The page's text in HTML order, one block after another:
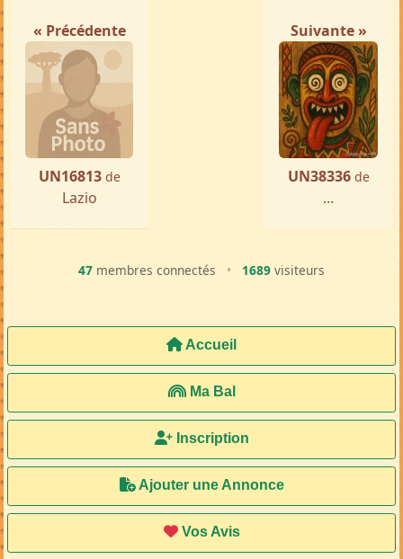
« Précédente
UN16813 de
Lazio
Suivante »
UN38336 de
...
47 membres connectés • 1689 visiteurs
Accueil
Ma Bal
Inscription
Ajouter une Annonce
Vos Avis